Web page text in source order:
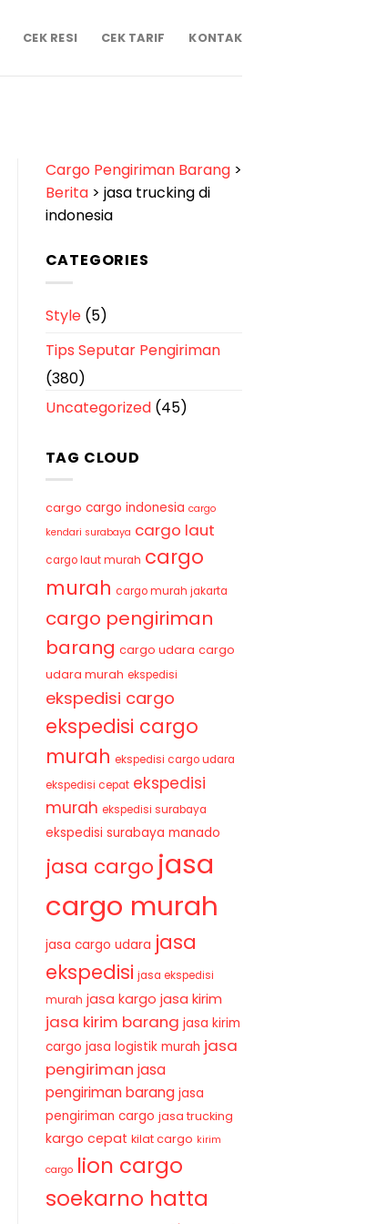
CEK RESI CEK TARIF KONTAK
Cargo Pengiriman Barang>
Berita> jasa trucking di
indonesia
CATEGORIES
Style(5)
Tips Seputar Pengiriman
(380)
Uncategorized(45)
TAG CLOUD
cargo cargo indonesia cargo
kendari surabaya cargo laut
cargo laut murah cargo
murah cargo murah jakarta
cargo pengiriman
barang cargo udara cargo
udara murah ekspedisi
ekspedisi cargo
ekspedisi cargo
murah ekspedisi cargo udara
ekspedisi cepat ekspedisi
murah ekspedisi surabaya
ekspedisi surabaya manado
jasa cargo jasa
cargo murah
jasa cargo udara jasa
ekspedisi jasa ekspedisi
murah jasa kargo jasa kirim
jasa kirim barang jasa kirim
cargo jasa logistik murah jasa
pengiriman jasa
pengiriman barang jasa
pengiriman cargo jasa trucking
kargo cepat kilat cargo kirim
cargo lion cargo
soekarno hatta